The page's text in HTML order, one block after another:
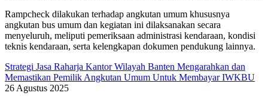
Rampcheck dilakukan terhadap angkutan umum khususnya
angkutan bus umum dan kegiatan ini dilaksanakan secara
menyeluruh, meliputi pemeriksaan administrasi kendaraan, kondisi
teknis kendaraan, serta kelengkapan dokumen pendukung lainnya.
Strategi Jasa Raharja Kantor Wilayah Banten Mengarahkan dan
Memastikan Pemilik Angkutan Umum Untuk Membayar IWKBU
26 Agustus 2025